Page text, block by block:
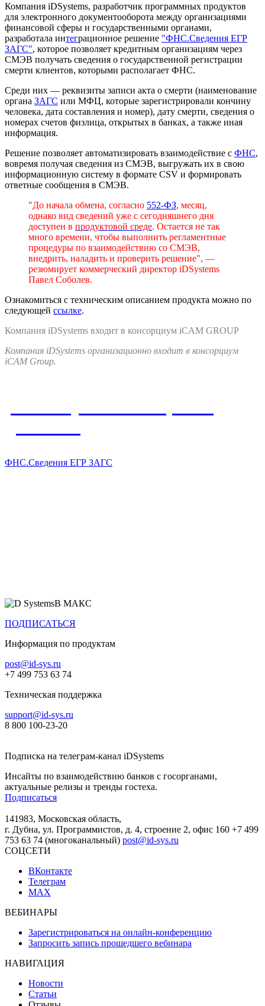
Компания iDSystems, разработчик программных продуктов
для электронного документооборота между организациями
финансовой сферы и государственными органами,
разработала интеграционное решение "ФНС.Сведения ЕГР
ЗАГС", которое позволяет кредитным организациям через
СМЭВ получать сведения о государственной регистрации
смерти клиентов, которыми располагает ФНС.
Среди них — реквизиты записи акта о смерти (наименование
органа ЗАГС или МФЦ, которые зарегистрировали кончину
человека, дата составления и номер), дату смерти, сведения о
номерах счетов физлица, открытых в банках, а также иная
информация.
Решение позволяет автоматизировать взаимодействие с ФНС,
вовремя получая сведения из СМЭВ, выгружать их в свою
информационную систему в формате CSV и формировать
ответные сообщения в СМЭВ.
"До начала обмена, согласно 552-ФЗ, месяц,
однако вид сведений уже с сегодняшнего дня
доступен в продуктовой среде. Остается не так
много времени, чтобы выполнить регламентные
процедуры по взаимодействию со СМЭВ,
внедрить, наладить и проверить решение", —
резюмирует коммерческий директор iDSystems
Павел Соболев.
Ознакомиться с техническим описанием продукта можно по
следующей ссылке.
Компания iDSystems входит в консорциум iCAM GROUP
Компания iDSystems организационно входит в консорциум
iCAM Group.
ФНС.Сведения ЕГР ЗАГС
В МАКС
ПОДПИСАТЬСЯ
Информация по продуктам
post@id-sys.ru
+7 499 753 63 74
Техническая поддержка
support@id-sys.ru
8 800 100-23-20
Подписка на телеграм-канал iDSystems
Инсайты по взаимодействию банков с госорганами,
актуальные релизы и тренды гостеха.
Подписаться
141983, Московская область,
г. Дубна, ул. Программистов, д. 4, строение 2, офис 160 +7 499
753 63 74 (многоканальный) post@id-sys.ru
СОЦСЕТИ
ВКонтакте
Телеграм
MAX
ВЕБИНАРЫ
Зарегистрироваться на онлайн-конференцию
Запросить запись прошедшего вебинара
НАВИГАЦИЯ
Новости
Статьи